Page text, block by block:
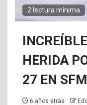
2 lectura mínima
HERIDA
27 EN SFM
6 años atrás